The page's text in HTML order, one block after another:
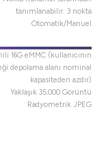
tanımlanabilir: 3 nokta
Otomatik/Manuel
16G eMMC (kullanıcının
depolama alanı nominal
kapasiteden azdır)
Yaklaşık 35.000 Görüntü
Radyometrik JPEG